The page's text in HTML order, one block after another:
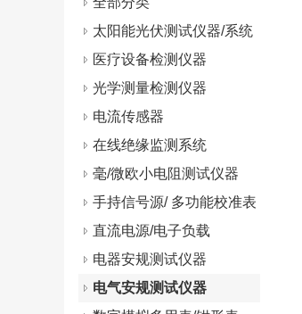
太阳能光伏测试仪器/系统
医疗设备检测仪器
光学测量检测仪器
电流传感器
在线绝缘监测系统
毫/微欧小电阻测试仪器
手持信号源/ 多功能校准表
直流电源/电子负载
电器安规测试仪器
电气安规测试仪器